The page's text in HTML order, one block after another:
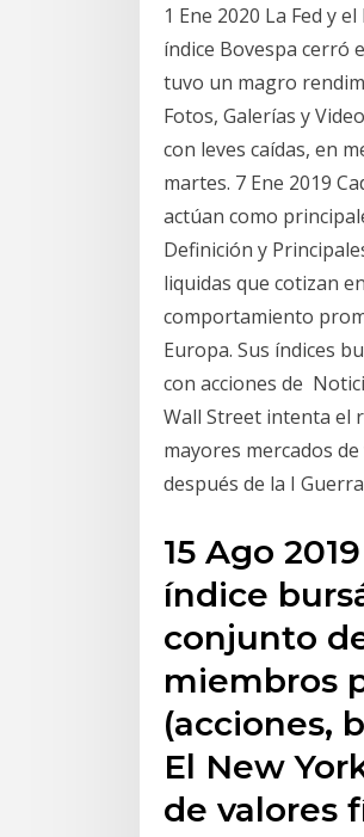
1 Ene 2020 La Fed y
índice Bovespa cerró
tuvo un magro
Fotos, Galerías y
con leves caídas, en
martes. 7 Ene 2019
actúan como
Definición y
liquidas que cotizan
comportamiento
Europa. Sus índices
con acciones de
Wall Street intenta el
mayores mercados
después de la I
15 Ago
índice
conjunto
miembros
(acciones,
El New
de valores